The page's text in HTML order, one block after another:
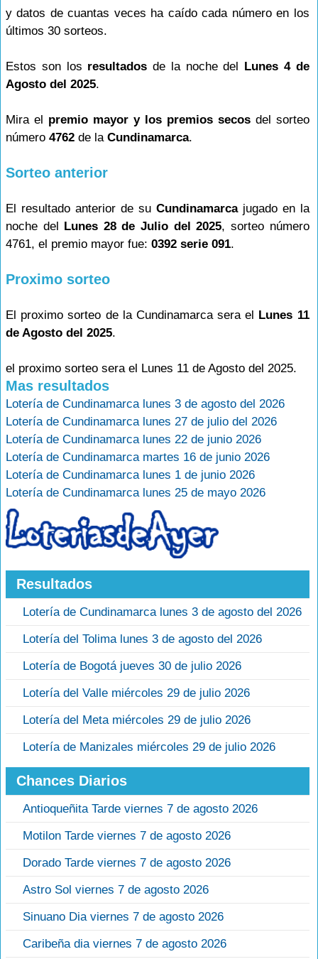
y datos de cuantas veces ha caído cada número en los
últimos 30 sorteos.
Estos son los resultados de la noche del Lunes 4 de
Agosto del 2025.
Mira el premio mayor y los premios secosdel sorteo
número 4762 de la Cundinamarca.
Sorteo anterior
El resultado anterior de su Cundinamarcajugado en la
noche del Lunes 28 de Julio del 2025, sorteo número
4761, el premio mayor fue: 0392 serie 091.
Proximo sorteo
El proximo sorteo de la Cundinamarca sera el Lunes 11
de Agosto del 2025.
el proximo sorteo sera el Lunes 11 de Agosto del 2025.
Mas resultados
Lotería de Cundinamarca lunes 3 de agosto del 2026
Lotería de Cundinamarca lunes 27 de julio del 2026
Lotería de Cundinamarca lunes 22 de junio 2026
Lotería de Cundinamarca martes 16 de junio 2026
Lotería de Cundinamarca lunes 1 de junio 2026
Lotería de Cundinamarca lunes 25 de mayo 2026
Resultados
Lotería de Cundinamarca lunes 3 de agosto del 2026
Lotería del Tolima lunes 3 de agosto del 2026
Lotería de Bogotá jueves 30 de julio 2026
Lotería del Valle miércoles 29 de julio 2026
Lotería del Meta miércoles 29 de julio 2026
Lotería de Manizales miércoles 29 de julio 2026
Chances Diarios
Antioqueñita Tarde viernes 7 de agosto 2026
Motilon Tarde viernes 7 de agosto 2026
Dorado Tarde viernes 7 de agosto 2026
Astro Sol viernes 7 de agosto 2026
Sinuano Dia viernes 7 de agosto 2026
Caribeña dia viernes 7 de agosto 2026